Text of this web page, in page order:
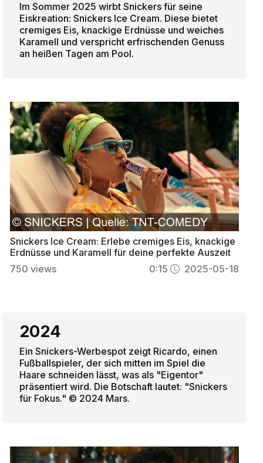
Im Sommer 2025 wirbt Snickers für seine
Eiskreation: Snickers Ice Cream. Diese bietet
cremiges Eis, knackige Erdnüsse und weiches
Karamell und verspricht erfrischenden Genuss
an heißen Tagen am Pool.
Snickers Ice Cream: Erlebe cremiges Eis, knackige
Erdnüsse und Karamell für deine perfekte Auszeit
750 views 0:15 2025-05-18
2024
Ein Snickers-Werbespot zeigt Ricardo, einen
Fußballspieler, der sich mitten im Spiel die
Haare schneiden lässt, was als "Eigentor"
präsentiert wird. Die Botschaft lautet: "Snickers
für Fokus." © 2024 Mars.